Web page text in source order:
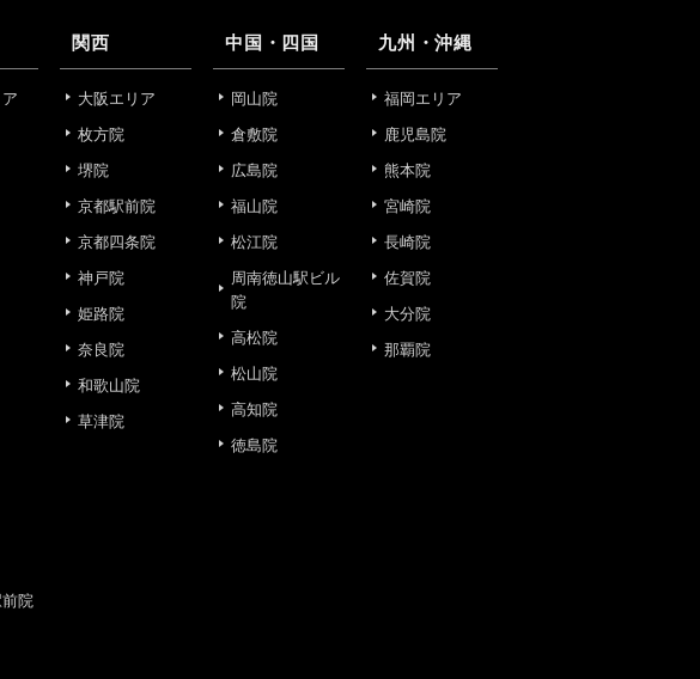
の取扱いの全部または一部を外部の業務委託
先との間で、個人情報の保護に関する取り決
。
き、患者様の同意なしに、取得情報を委託先
、削除、利用停止その他お問い合わせについ
院
関西
大阪エリア
枚方院
堺院
京都駅前院
京都四条院
神戸院
姫路院
奈良院
和歌山院
草津院
中国・四国
岡山院
倉敷院
広島院
福山院
松江院
周南徳山駅ビル
院
高松院
松山院
高知院
徳島院
九州・沖縄
福岡エリア
鹿児島院
熊本院
宮崎院
長崎院
佐賀院
大分院
那覇院